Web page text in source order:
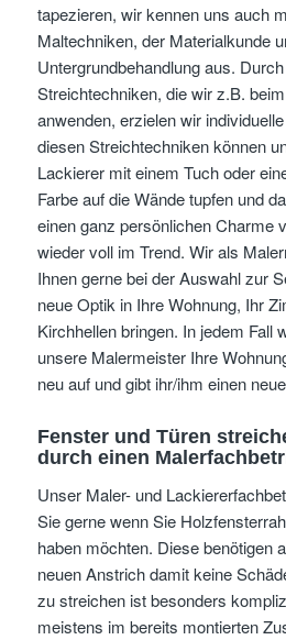
tapezieren, wir kennen uns auch
Maltechniken, der Materialkunde
Untergrundbehandlung aus.
Streichtechniken, die wir z.B.
anwenden, erzielen wir
diesen Streichtechniken können
Lackierer mit einem Tuch oder
Farbe auf die Wände tupfen und
einen ganz persönlichen Charme
wieder voll im Trend. Wir als
Ihnen gerne bei der Auswahl zur
neue Optik in Ihre Wohnung, Ihr
Kirchhellen bringen. In jedem Fall
unsere Malermeister Ihre
neu auf und gibt ihr/ihm einen
Fenster und Türen
durch einen
Unser Maler- und
Sie gerne wenn Sie
haben möchten. Diese benötigen
neuen Anstrich damit keine
zu streichen ist besonders
meistens im bereits montierten